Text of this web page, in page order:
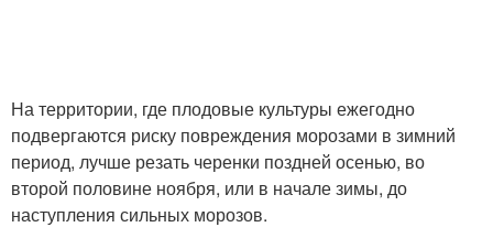
На территории, где плодовые культуры ежегодно
подвергаются риску повреждения морозами в зимний
период, лучше резать черенки поздней осенью, во
второй половине ноября, или в начале зимы, до
наступления сильных морозов.